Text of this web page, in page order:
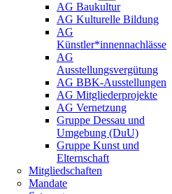
AG Baukultur
AG Kulturelle Bildung
AG
Künstler*innennachlässe
AG
Ausstellungsvergütung
AG BBK-Ausstellungen
AG Mitgliederprojekte
AG Vernetzung
Gruppe Dessau und
Umgebung (DuU)
Gruppe Kunst und
Elternschaft
Mitgliedschaften
Mandate